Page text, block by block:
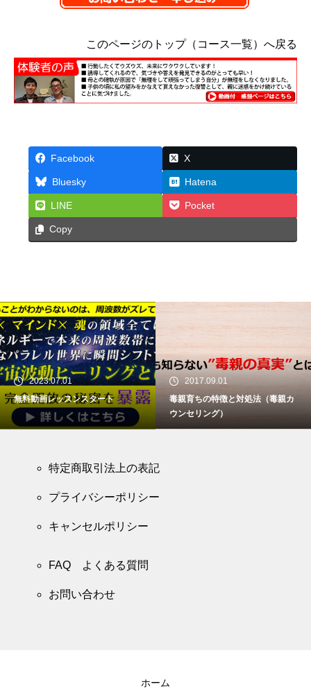
このページのトップ（コース一覧）へ戻る
Facebook X
Bluesky Hatena
LINE Pocket
Copy
2023.07.01
無料動画レッスンスタート
2017.09.01
毒親育ちの特徴と対処法（毒親カ
ウンセリング）
特定商取引法上の表記
プライバシーポリシー
キャンセルポリシー
FAQ よくある質問
お問い合わせ
ホーム